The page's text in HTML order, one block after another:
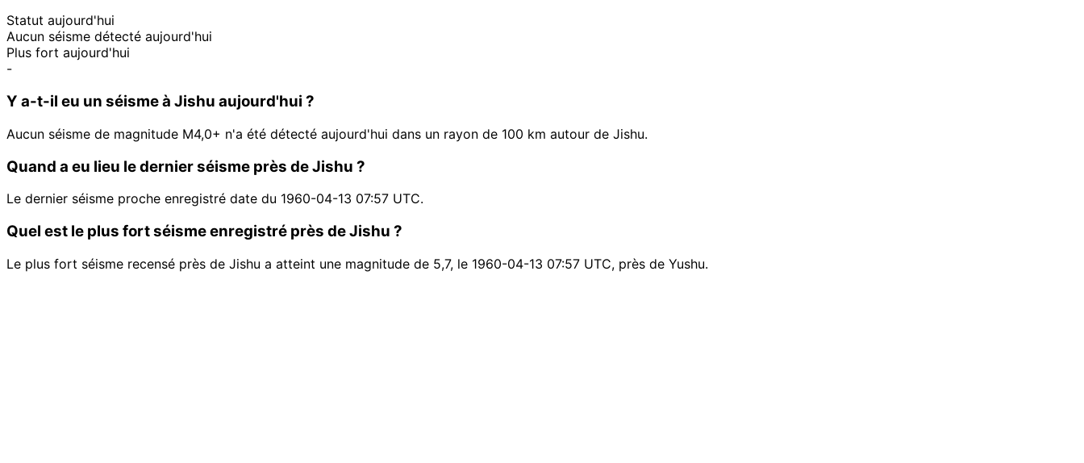
Statut aujourd'hui
Aucun séisme détecté aujourd'hui
Plus fort aujourd'hui
-
Y a-t-il eu un séisme à Jishu aujourd'hui ?
Aucun séisme de magnitude M4,0+ n'a été détecté aujourd'hui dans un rayon de 100 km autour de Jishu.
Quand a eu lieu le dernier séisme près de Jishu ?
Le dernier séisme proche enregistré date du 1960-04-13 07:57 UTC.
Quel est le plus fort séisme enregistré près de Jishu ?
Le plus fort séisme recensé près de Jishu a atteint une magnitude de 5,7, le 1960-04-13 07:57 UTC, près de Yushu.